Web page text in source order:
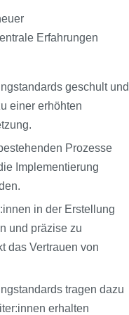
Erfahrungen
geschult und
einer erhöhten
Prozesse
Implementierung
in der Erstellung
und präzise zu
das Vertrauen von
tragen dazu
erhalten